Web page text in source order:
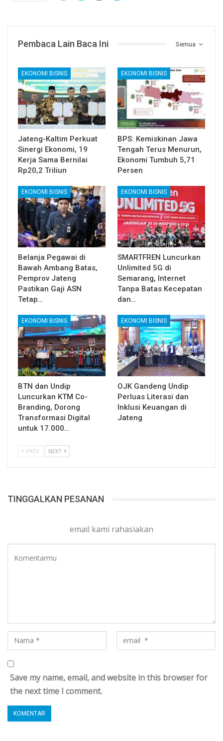
Semua
Pembaca Lain Baca Ini
EKONOMI BISNIS
Jateng-Kaltim Perkuat
Sinergi Ekonomi, 19
Kerja Sama Bernilai
Rp20,2 Triliun
EKONOMI BISNIS
BPS: Kemiskinan Jawa
Tengah Terus Menurun,
Ekonomi Tumbuh 5,71
Persen
EKONOMI BISNIS
Belanja Pegawai di
Bawah Ambang Batas,
Pemprov Jateng
Pastikan Gaji ASN
Tetap…
EKONOMI BISNIS
SMARTFREN Luncurkan
Unlimited 5G di
Semarang, Internet
Tanpa Batas Kecepatan
dan…
EKONOMI BISNIS
BTN dan Undip
Luncurkan KTM Co-
Branding, Dorong
Transformasi Digital
untuk 17.000…
EKONOMI BISNIS
OJK Gandeng Undip
Perluas Literasi dan
Inklusi Keuangan di
Jateng
PREV NEXT
TINGGALKAN PESANAN
email kami rahasiakan
Save my name, email, and website in this browser for
the next time I comment.